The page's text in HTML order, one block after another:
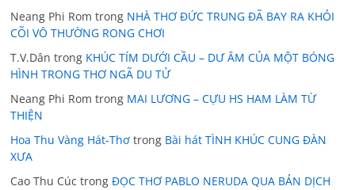
Neang Phi Rom trong NHÀ THƠ ĐỨC TRUNG ĐÃ BAY RA KHỎI
CÕI VÔ THƯỜNG RONG CHƠI
T.V.Dân trong KHÚC TÍM DƯỚI CẦU – DƯ ÂM CỦA MỘT BÓNG
HÌNH TRONG THƠ NGÃ DU TỬ
Neang Phi Rom trong MAI LƯƠNG – CỰU HS HAM LÀM TỪ
THIỆN
Hoa Thu Vàng Hát-Thơ trong Bài hát TÌNH KHÚC CUNG ĐÀN
XƯA
Cao Thu Cúc trongĐỌC THƠ PABLO NERUDA QUA BẢN DỊCH